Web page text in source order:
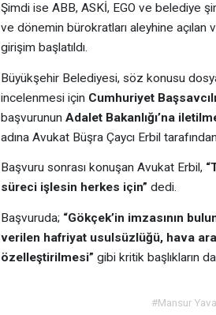
Şimdi ise ABB, ASKİ, EGO ve belediye
ve dönemin bürokratları aleyhine açılan
girişim başlatıldı.
Büyükşehir Belediyesi, söz konusu
incelenmesi için Cumhuriyet
başvurunun Adalet Bakanlığı’na
adına Avukat Büşra Çaycı Erbil tarafından
Başvuru sonrası konuşan Avukat Erbil,
süreci işlesin herkes için” dedi.
Başvuruda; “Gökçek’in imzasının
verilen hafriyat usulsüzlüğü, hava
özelleştirilmesi” gibi kritik başlıkların
#Mansur